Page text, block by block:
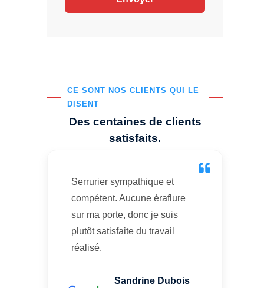
CE SONT NOS CLIENTS QUI LE
DISENT
Des centaines de clients
satisfaits.
Serrurier sympathique et
compétent. Aucune éraflure
sur ma porte, donc je suis
plutôt satisfaite du travail
réalisé.
Sandrine Dubois